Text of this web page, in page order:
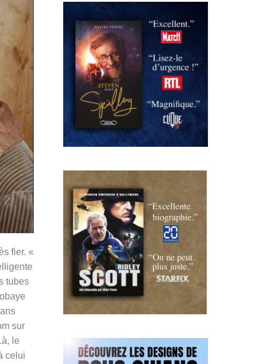
fier. «
tubes
sur
le
celui